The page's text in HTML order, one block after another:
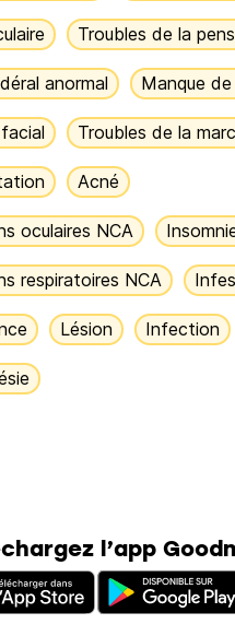
l’app
Troubles de la
anormal Manque
Troubles de la
Acné
oculaires NCA
respiratoires NCA
Lésion Infection